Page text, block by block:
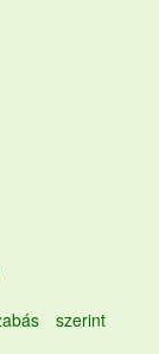
szerint